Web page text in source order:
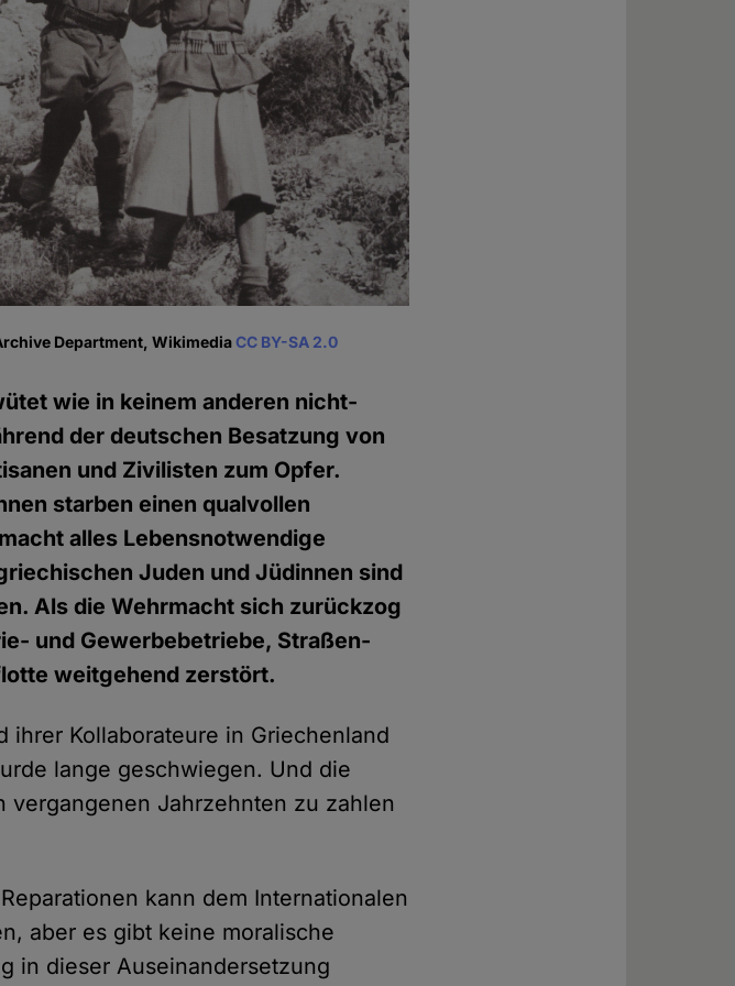
Department, WikimediaCC BY-SA 2.0
wie in keinem anderen nicht-
der deutschen Besatzung von
und Zivilisten zum Opfer.
starben einen qualvollen
alles Lebensnotwendige
Juden und Jüdinnen sind
Als die Wehrmacht sich zurückzog
und Gewerbebetriebe, Straßen-
weitgehend zerstört.
ihrer Kollaborateure in Griechenland
lange geschwiegen. Und die
vergangenen Jahrzehnten zu zahlen
kann dem Internationalen
aber es gibt keine moralische
in dieser Auseinandersetzung